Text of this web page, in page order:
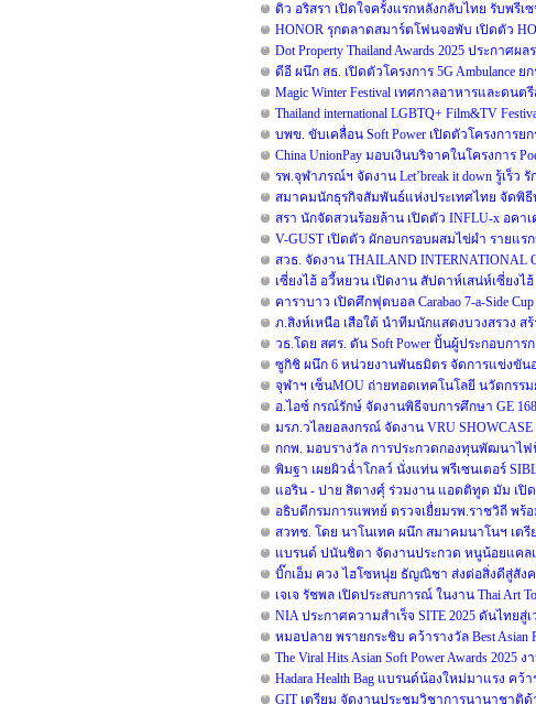
ดิว อริสรา เปิดใจครั้้งแรกหลังกลับไทย รับพรี
HONOR รุกตลาดสมาร์ตโฟนจอพับ เปิดตัว
Dot Property Thailand Awards 2025 ประกา
ดีอี ผนึก สธ. เปิดตัวโครงการ 5G Ambulance
Magic Winter Festival เทศกาลอาหารและดน
Thailand international LGBTQ+ Film&TV
บพข. ขับเคลื่อน Soft Power เปิดตัวโครงการ
China UnionPay มอบเงินบริจาคในโครงการ
รพ.จุฬาภรณ์ฯ จัดงาน Let’break it down รู้เร็ว
สมาคมนักธุรกิจสัมพันธ์แห่งประเทศไทย จัดพิ
สรา นักจัดสวนร้อยล้าน เปิดตัว INFLU-x อค
V-GUST เปิดตัว ผักอบกรอบผสมไข่ผำ รายแร
สวธ. จัดงาน THAILAND INTERNATIONAL
เซี่ยงไฮ้ อวี้หยวน เปิดงาน สัปดาห์เสน่ห์เซี่ยงไฮ้
คาราบาว เปิดศึกฟุตบอล Carabao 7-a-Side
ภ.สิงห์เหนือ เสือใต้ นำทีมนักแสดงบวงสรวง
วธ.โดย สศร. ดัน Soft Power ปั้นผู้ประกอบกา
ซูกิชิ ผนึก 6 หน่วยงานพันธมิตร จัดการแข่งขั
จุฬาฯ เซ็นMOU ถ่ายทอดเทคโนโลยี นวัตกรรม
อ.ไอซ์ กรณ์รักษ์ จัดงานพิธีจบการศึกษา GE
มรภ.วไลยอลงกรณ์ จัดงาน VRU
กกพ. มอบรางวัล การประกวดกองทุนพัฒนาไ
พิมฐา เผยผิวฉ่ำโกลว์ นั่งแท่น พรีเซนเตอร์
แอริน - ปาย สิตางศุ์ ร่วมงาน แอดติทูด มัม เปิ
อธิบดีกรมการแพทย์ ตรวจเยื่ยมรพ.ราชวิถี พ
สวทช. โดย นาโนเทค ผนึก สมาคมนาโนฯ เตรี
แบรนด์ ปนันชิตา จัดงานประกวด หนูน้อยแคลเ
บิ๊กเอ็ม ควง ไฮโซหนุ่ย ธัญณิชา ส่งต่อสิ่งดีสู่สัง
เจเจ รัชพล เปิดประสบการณ์ ในงาน Thai Art
NIA ประกาศความสำเร็จ SITE 2025 ดันไทยสู่
หมอปลาย พรายกระชิบ คว้ารางวัล Best
The Viral Hits Asian Soft Power Awards
Hadara Health Bag แบรนด์น้องใหม่มาแรง คว้า
GIT เตรียม จัดงานประชุมวิชาการนานาชาติ